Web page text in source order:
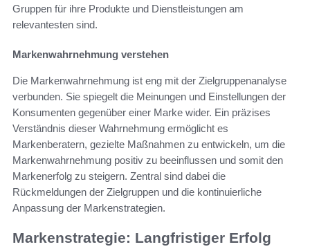
Gruppen für ihre Produkte und Dienstleistungen am
relevantesten sind.
Markenwahrnehmung verstehen
Die Markenwahrnehmung ist eng mit der Zielgruppenanalyse
verbunden. Sie spiegelt die Meinungen und Einstellungen der
Konsumenten gegenüber einer Marke wider. Ein präzises
Verständnis dieser Wahrnehmung ermöglicht es
Markenberatern, gezielte Maßnahmen zu entwickeln, um die
Markenwahrnehmung positiv zu beeinflussen und somit den
Markenerfolg zu steigern. Zentral sind dabei die
Rückmeldungen der Zielgruppen und die kontinuierliche
Anpassung der Markenstrategien.
Markenstrategie: Langfristiger Erfolg